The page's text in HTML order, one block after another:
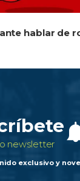
hablar de
newsletter
exclusivo y